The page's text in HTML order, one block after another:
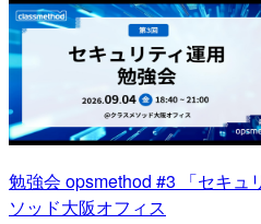
勉強会 opsmethod #3 「セキュ
ソッド大阪オフィス